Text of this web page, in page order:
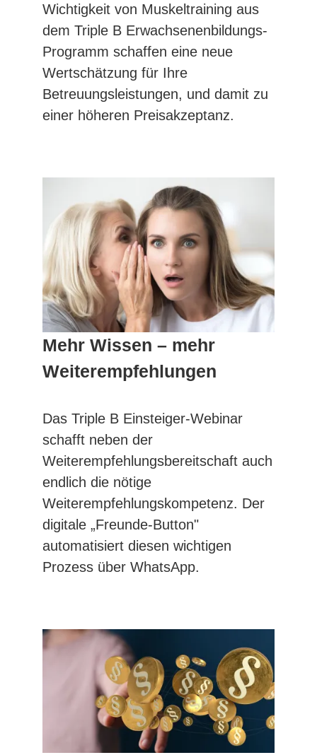
Wichtigkeit von Muskeltraining aus
dem Triple B Erwachsenenbildungs-
Programm schaffen eine neue
Wertschätzung für Ihre
Betreuungsleistungen, und damit zu
einer höheren Preisakzeptanz.
Mehr Wissen – mehr
Weiterempfehlungen
Das Triple B Einsteiger-Webinar
schafft neben der
Weiterempfehlungsbereitschaft auch
endlich die nötige
Weiterempfehlungskompetenz. Der
digitale „Freunde-Button"
automatisiert diesen wichtigen
Prozess über WhatsApp.